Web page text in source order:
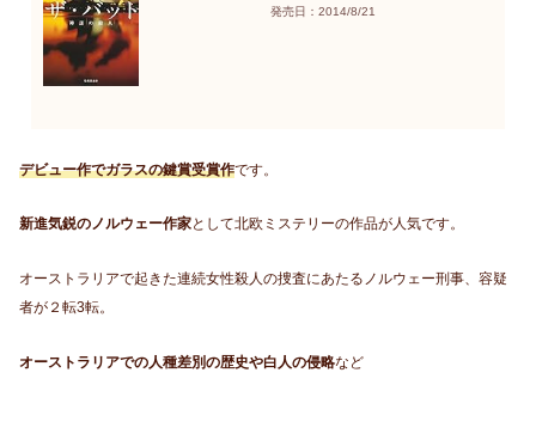
発売日：2014/8/21
デビュー作でガラスの鍵賞受賞作です。
新進気鋭のノルウェー作家として北欧ミステリーの作品が人気です。
オーストラリアで起きた連続女性殺人の捜査にあたるノルウェー刑事、容疑
者が２転3転。
オーストラリアでの人種差別の歴史や白人の侵略など